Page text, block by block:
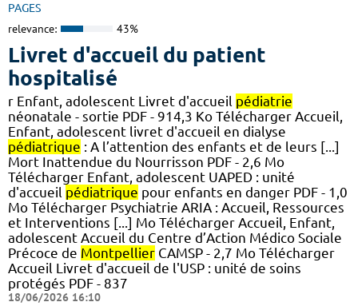
PAGES
relevance: 43%
Livret d'accueil du patient
hospitalisé
r Enfant, adolescent Livret d'accueil pédiatrie
néonatale - sortie PDF - 914,3 Ko Télécharger Accueil,
Enfant, adolescent livret d'accueil en dialyse
pédiatrique : A l’attention des enfants et de leurs [...]
Mort Inattendue du Nourrisson PDF - 2,6 Mo
Télécharger Enfant, adolescent UAPED : unité
d'accueil pédiatrique pour enfants en danger PDF - 1,0
Mo Télécharger Psychiatrie ARIA : Accueil, Ressources
et Interventions [...] Mo Télécharger Accueil, Enfant,
adolescent Accueil du Centre d’Action Médico Sociale
Précoce de Montpellier CAMSP - 2,7 Mo Télécharger
Accueil Livret d'accueil de l'USP : unité de soins
protégés PDF - 837
18/06/2026 16:10